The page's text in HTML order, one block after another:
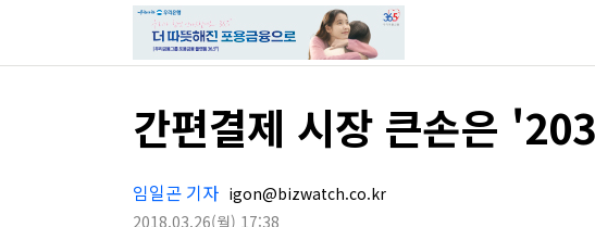
간편결제 시장 큰손은
임일곤 기자 igon@bizwatch.co.kr
2018.03.26(월) 17:38